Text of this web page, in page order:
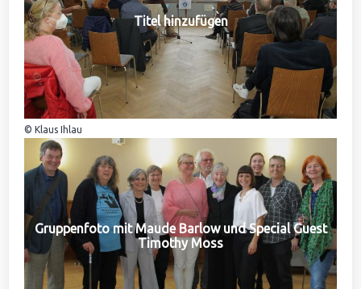
Titel hinzufügen
© Klaus Ihlau
Gruppenfoto mit Maude Barlow und Special Guest
Timothy Moss